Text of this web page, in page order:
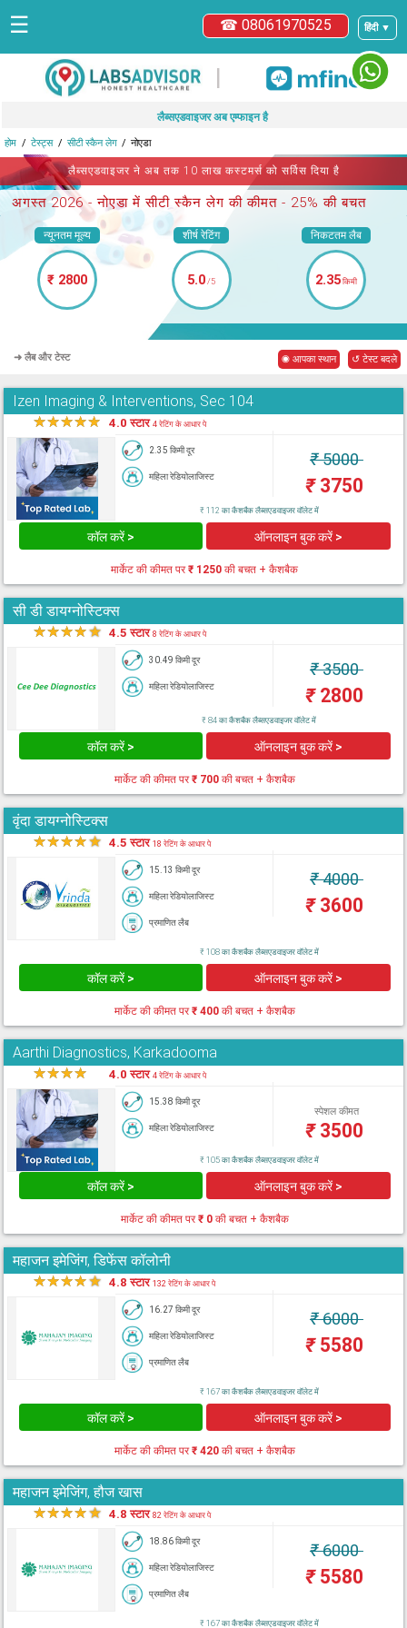
हिंदी ▼
☎ 08061970525
☰
|
लैब्सएडवाइजर अब एम्फाइन है
होम टेस्ट्स सीटी स्कैन लेग नोएडा
लैब्सएडवाइजर ने अब तक 10 लाख कस्टमर्स को सर्विस दिया है
अगस्त 2026 -नोएडा में सीटी स्कैन लेग की कीमत - 25% की बचत
न्यूनतम मूल्य
₹ 2800
शीर्ष रेटिंग
5.0/5
निकटतम लैब
2.35किमी
➜ लैब और टेस्ट ◉ आपका स्थान ↺ टेस्ट बदले
Izen Imaging & Interventions, Sec 104
★★★★★ 4.0 स्टार4 रेटिंग के आधार पे
2.35 किमी दूर
महिला रेडियोलाजिस्ट
₹5000
₹3750
₹ 112 का कैशबैक लैब्सएडवाइजर वॉलेट में
कॉल करें > ऑनलाइन बुक करें >
मार्केट की कीमत पर₹ 1250 की बचत + कैशबैक
सी डी डायग्नोस्टिक्स
★★★★★ 4.5 स्टार8 रेटिंग के आधार पे
30.49 किमी दूर
महिला रेडियोलाजिस्ट
₹3500
₹2800
₹ 84 का कैशबैक लैब्सएडवाइजर वॉलेट में
कॉल करें > ऑनलाइन बुक करें >
मार्केट की कीमत पर₹ 700की बचत + कैशबैक
वृंदा डायग्नोस्टिक्स
★★★★★ 4.5 स्टार18 रेटिंग के आधार पे
15.13 किमी दूर
महिला रेडियोलाजिस्ट
प्रमाणित लैब
₹4000
₹3600
₹ 108 का कैशबैक लैब्सएडवाइजर वॉलेट में
कॉल करें > ऑनलाइन बुक करें >
मार्केट की कीमत पर₹ 400की बचत + कैशबैक
Aarthi Diagnostics, Karkadooma
★★★★ 4.0 स्टार4 रेटिंग के आधार पे
15.38 किमी दूर
महिला रेडियोलाजिस्ट
स्पेशल कीमत
₹3500
₹ 105 का कैशबैक लैब्सएडवाइजर वॉलेट में
कॉल करें > ऑनलाइन बुक करें >
मार्केट की कीमत पर₹ 0की बचत + कैशबैक
महाजन इमेजिंग, डिफेंस कॉलोनी
★★★★★ 4.8 स्टार132 रेटिंग के आधार पे
16.27 किमी दूर
महिला रेडियोलाजिस्ट
प्रमाणित लैब
₹6000
₹5580
₹ 167 का कैशबैक लैब्सएडवाइजर वॉलेट में
कॉल करें > ऑनलाइन बुक करें >
मार्केट की कीमत पर₹ 420की बचत + कैशबैक
महाजन इमेजिंग, हौज खास
★★★★★ 4.8 स्टार82 रेटिंग के आधार पे
18.86 किमी दूर
महिला रेडियोलाजिस्ट
प्रमाणित लैब
₹6000
₹5580
₹ 167 का कैशबैक लैब्सएडवाइजर वॉलेट में